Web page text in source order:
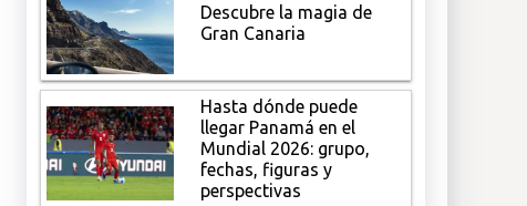
Descubre la magia de
Gran Canaria
Hasta dónde puede
llegar Panamá en el
Mundial 2026: grupo,
fechas, figuras y
perspectivas